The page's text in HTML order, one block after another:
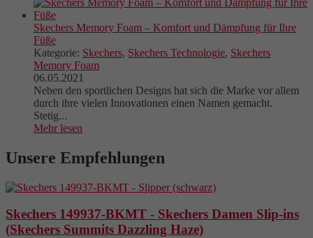
Skechers Memory Foam – Komfort und Dämpfung für Ihre
Füße
Kategorie: Skechers, Skechers Technologie, Skechers
Memory Foam
06.05.2021
Neben den sportlichen Designs hat sich die Marke vor allem
durch ihre vielen Innovationen einen Namen gemacht.
Stetig...
Mehr lesen
Unsere Empfehlungen
Skechers 149937-BKMT - Skechers Damen Slip-ins
(Skechers Summits Dazzling Haze)